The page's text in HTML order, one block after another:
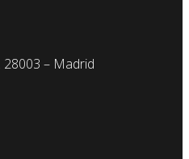
28003 – Madrid